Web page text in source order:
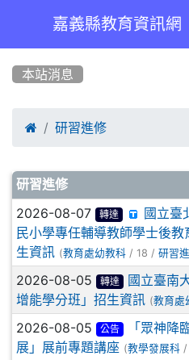
嘉義縣教育資訊網
本站消息
 研習進修
文章列表
研習進修
2026-08-07 轉達
國立臺
民小學專任輔導教師學士後
生資訊 (教育處幼教科 / 18 / 研習
2026-08-05 轉達
國立臺南
增能學分班」招生資訊 (教育處
2026-08-05 公告
「眾神降
展」展前專題講座 (教學發展科 /